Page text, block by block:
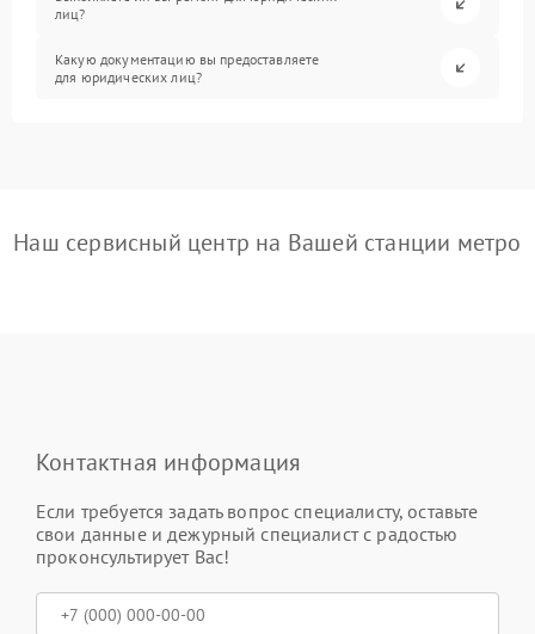
лиц?
Какую документацию вы предоставляете
для юридических лиц?
Наш сервисный центр на Вашей станции метро
Контактная информация
Если требуется задать вопрос специалисту, оставьте
свои данные и дежурный специалист с радостью
проконсультирует Вас!